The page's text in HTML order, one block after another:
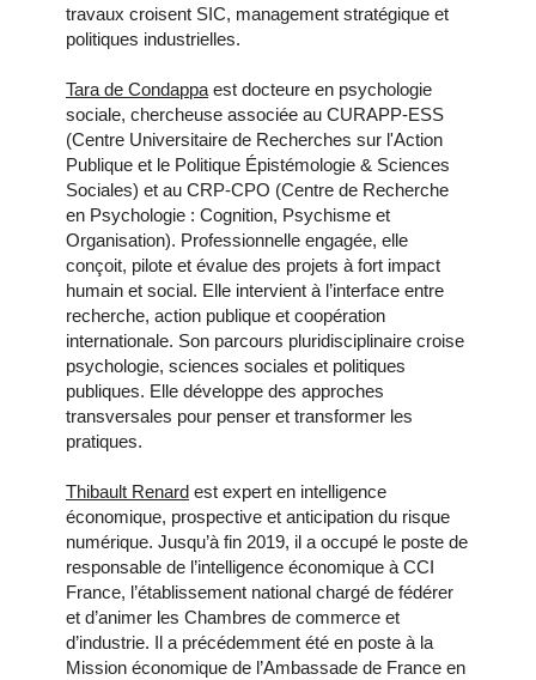
travaux croisent SIC, management stratégique et
politiques industrielles.
Tara de Condappa est docteure en psychologie
sociale, chercheuse associée au CURAPP-ESS
(Centre Universitaire de Recherches sur l'Action
Publique et le Politique Épistémologie & Sciences
Sociales) et au CRP-CPO (Centre de Recherche
en Psychologie : Cognition, Psychisme et
Organisation). Professionnelle engagée, elle
conçoit, pilote et évalue des projets à fort impact
humain et social. Elle intervient à l’interface entre
recherche, action publique et coopération
internationale. Son parcours pluridisciplinaire croise
psychologie, sciences sociales et politiques
publiques. Elle développe des approches
transversales pour penser et transformer les
pratiques.
Thibault Renard est expert en intelligence
économique, prospective et anticipation du risque
numérique. Jusqu’à fin 2019, il a occupé le poste de
responsable de l’intelligence économique à CCI
France, l’établissement national chargé de fédérer
et d’animer les Chambres de commerce et
d’industrie. Il a précédemment été en poste à la
Mission économique de l’Ambassade de France en